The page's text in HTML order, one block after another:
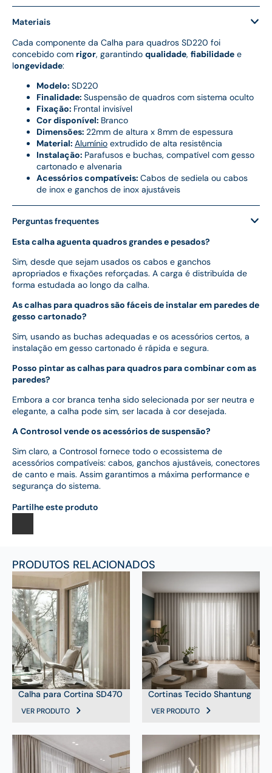
Materiais
Cada componente da Calha para quadros SD220 foi
concebido com rigor, garantindo qualidade, fiabilidade e
longevidade:
Modelo: SD220
Finalidade: Suspensão de quadros com sistema oculto
Fixação: Frontal invisível
Cor disponível: Branco
Dimensões: 22mm de altura x 8mm de espessura
Material: Alumínio extrudido de alta resistência
Instalação: Parafusos e buchas, compatível com gesso
cartonado e alvenaria
Acessórios compatíveis: Cabos de sediela ou cabos
de inox e ganchos de inox ajustáveis
Perguntas frequentes
Esta calha aguenta quadros grandes e pesados?
Sim, desde que sejam usados os cabos e ganchos
apropriados e fixações reforçadas. A carga é distribuída de
forma estudada ao longo da calha.
As calhas para quadros são fáceis de instalar em paredes de
gesso cartonado?
Sim, usando as buchas adequadas e os acessórios certos, a
instalação em gesso cartonado é rápida e segura.
Posso pintar as calhas para quadros para combinar com as
paredes?
Embora a cor branca tenha sido selecionada por ser neutra e
elegante, a calha pode sim, ser lacada à cor desejada.
A Controsol vende os acessórios de suspensão?
Sim claro, a Controsol fornece todo o ecossistema de
acessórios compatíveis: cabos, ganchos ajustáveis, conectores
de canto e mais. Assim garantimos a máxima performance e
segurança do sistema.
Partilhe este produto
PRODUTOS RELACIONADOS
Calha para Cortina SD470
VER PRODUTO
Cortinas Tecido Shantung
VER PRODUTO